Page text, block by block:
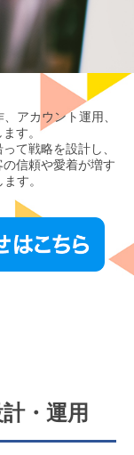
アカウント運用、
ます。
て戦略を設計し、
信頼や愛着が増す
す。
・運用